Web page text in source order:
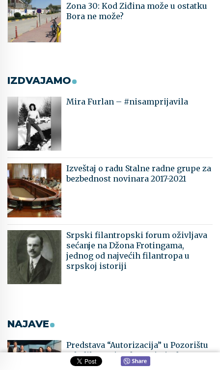
Zona 30: Kod Ziđina može u ostatku
Bora ne može?
IZDVAJAMO
Mira Furlan – #nisamprijavila
Izveštaj o radu Stalne radne grupe za
bezbednost novinara 2017-2021
Srpski filantropski forum oživljava
sećanje na Džona Frotingama,
jednog od najvećih filantropa u
srpskoj istoriji
NAJAVE
Predstava “Autorizacija” u Pozorištu
mladih, Novi Sad propituje domete
naših etičkih vrednosti